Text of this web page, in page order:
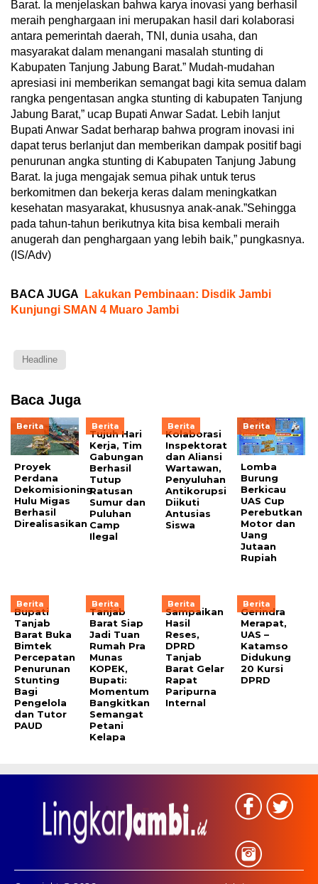
Barat. Ia menjelaskan bahwa karya inovasi yang berhasil
meraih penghargaan ini merupakan hasil dari kolaborasi
antara pemerintah daerah, TNI, dunia usaha, dan
masyarakat dalam menangani masalah stunting di
Kabupaten Tanjung Jabung Barat.” Mudah-mudahan
apresiasi ini memberikan semangat bagi kita semua dalam
rangka pengentasan angka stunting di kabupaten Tanjung
Jabung Barat,” ucap Bupati Anwar Sadat. Lebih lanjut
Bupati Anwar Sadat berharap bahwa program inovasi ini
dapat terus berlanjut dan memberikan dampak positif bagi
penurunan angka stunting di Kabupaten Tanjung Jabung
Barat. Ia juga mengajak semua pihak untuk terus
berkomitmen dan bekerja keras dalam meningkatkan
kesehatan masyarakat, khususnya anak-anak.”Sehingga
pada tahun-tahun berikutnya kita bisa kembali meraih
anugerah dan penghargaan yang lebih baik,” pungkasnya.
(IS/Adv)
BACA JUGA
Lakukan Pembinaan: Disdik Jambi
Kunjungi SMAN 4 Muaro Jambi
Headline
Baca Juga
Berita
Proyek
Perdana
Dekomisioning
Hulu Migas
Berhasil
Direalisasikan
Berita
Tujuh Hari
Kerja, Tim
Gabungan
Berhasil
Tutup
Ratusan
Sumur dan
Puluhan
Camp
Ilegal
Berita
Kolaborasi
Inspektorat
dan Aliansi
Wartawan,
Penyuluhan
Antikorupsi
Diikuti
Antusias
Siswa
Berita
Lomba
Burung
Berkicau
UAS Cup
Perebutkan
Motor dan
Uang
Jutaan
Rupiah
Berita
Bupati
Tanjab
Barat Buka
Bimtek
Percepatan
Penurunan
Stunting
Bagi
Pengelola
dan Tutor
PAUD
Berita
Tanjab
Barat Siap
Jadi Tuan
Rumah Pra
Munas
KOPEK,
Bupati:
Momentum
Bangkitkan
Semangat
Petani
Kelapa
Berita
Sampaikan
Hasil
Reses,
DPRD
Tanjab
Barat Gelar
Rapat
Paripurna
Internal
Berita
Gerindra
Merapat,
UAS –
Katamso
Didukung
20 Kursi
DPRD